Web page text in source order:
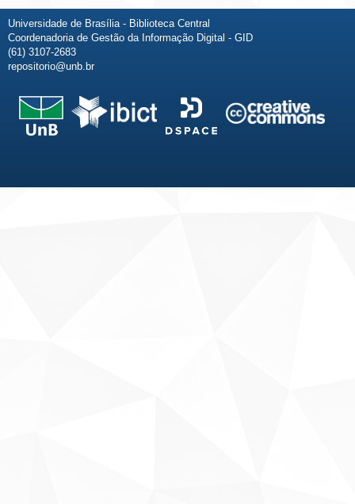
Universidade de Brasília - Biblioteca Central
Coordenadoria de Gestão da Informação Digital - GID
(61) 3107-2683
repositorio@unb.br